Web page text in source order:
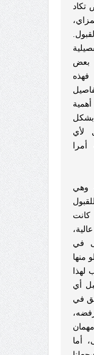
تكاد
بعض
لأي
وهي
في
منها
لهذا
أي
في
أما